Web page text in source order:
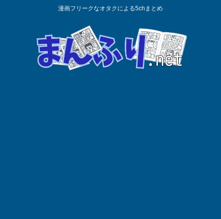
漫画フリークなオタクによる5chまとめ